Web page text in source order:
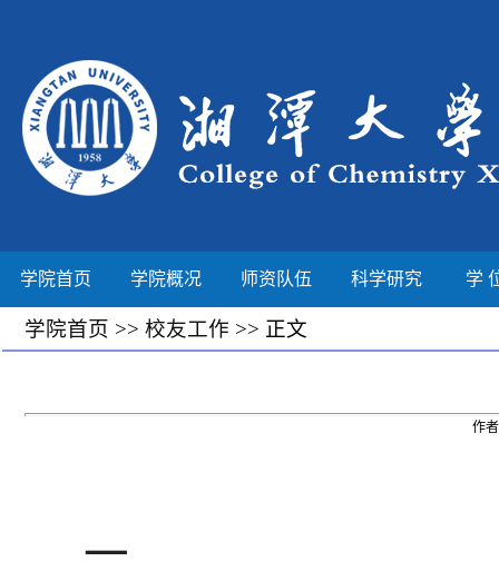
学院首页 学院概况 师资队伍 科学研究 学
学院首页 >> 校友工作 >> 正文
作
一